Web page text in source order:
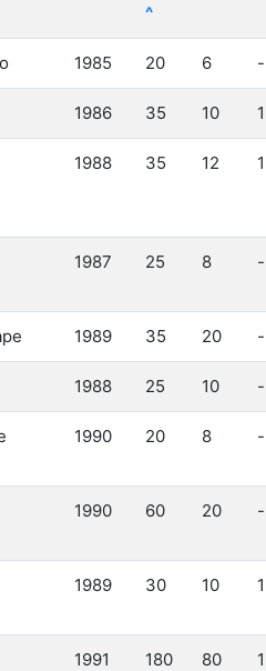
^
1985 20 6 -
1986 35 10 1
1988 35 12 1
1987 25 8 -
1989 35 20 -
1988 25 10 -
1990 20 8 -
1990 60 20 -
1989 30 10 1
1991 180 80 1